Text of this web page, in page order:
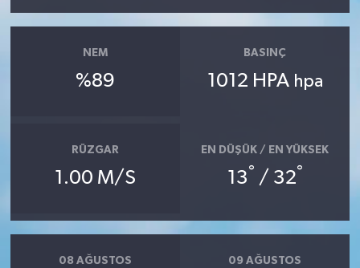
NEM
%89
BASINÇ
1012 HPA hpa
RÜZGAR
1.00 M/S
EN DÜŞÜK / EN YÜKSEK
13° / 32°
08 AĞUSTOS 09 AĞUSTOS